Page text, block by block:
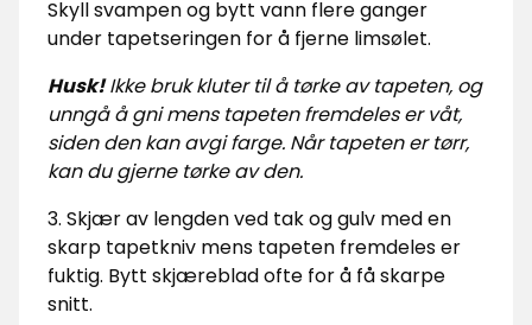
Skyll svampen og bytt vann flere ganger
under tapetseringen for å fjerne limsølet.
Husk!Ikke bruk kluter til å tørke av tapeten, og
unngå å gni mens tapeten fremdeles er våt,
siden den kan avgi farge. Når tapeten er tørr,
kan du gjerne tørke av den.
3. Skjær av lengden ved tak og gulv med en
skarp tapetkniv mens tapeten fremdeles er
fuktig. Bytt skjæreblad ofte for å få skarpe
snitt.